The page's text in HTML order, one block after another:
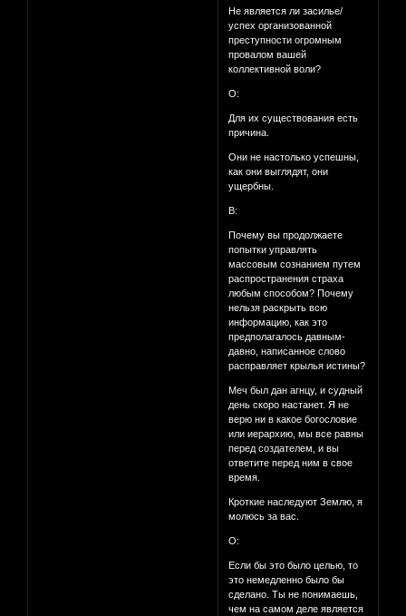
Не является ли засилье/
успех организованной
преступности огромным
провалом вашей
коллективной воли?
О:
Для их существования есть
причина.
Они не настолько успешны,
как они выглядят, они
ущербны.
В:
Почему вы продолжаете
попытки управлять
массовым сознанием путем
распространения страха
любым способом? Почему
нельзя раскрыть всю
информацию, как это
предполагалось давным-
давно, написанное слово
расправляет крылья истины?
Меч был дан агнцу, и судный
день скоро настанет. Я не
верю ни в какое богословие
или иерархию, мы все равны
перед создателем, и вы
ответите перед ним в свое
время.
Кроткие наследуют Землю, я
молюсь за вас.
О:
Если бы это было целью, то
это немедленно было бы
сделано. Ты не понимаешь,
чем на самом деле является